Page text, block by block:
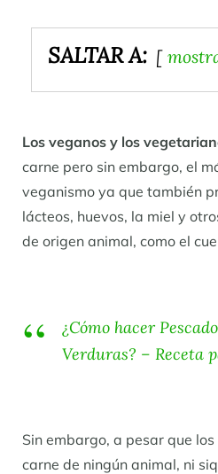
SALTAR A:
Los veganos y los
carne pero sin embargo, el
veganismo ya que también
lácteos, huevos, la miel y
de origen animal, como el
¿Cómo hacer
Verduras? – Receta
Sin embargo, a pesar que
carne de ningún animal, ni